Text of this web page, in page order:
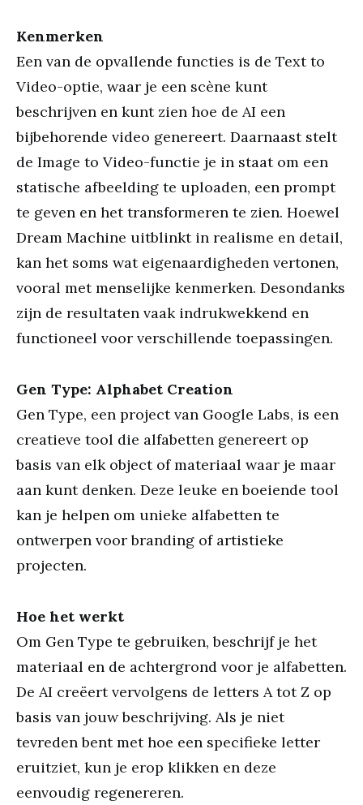
Kenmerken
Een van de opvallende functies is de Text to
Video-optie, waar je een scène kunt
beschrijven en kunt zien hoe de AI een
bijbehorende video genereert. Daarnaast stelt
de Image to Video-functie je in staat om een
statische afbeelding te uploaden, een prompt
te geven en het transformeren te zien. Hoewel
Dream Machine uitblinkt in realisme en detail,
kan het soms wat eigenaardigheden vertonen,
vooral met menselijke kenmerken. Desondanks
zijn de resultaten vaak indrukwekkend en
functioneel voor verschillende toepassingen.
Gen Type: Alphabet Creation
Gen Type, een project van Google Labs, is een
creatieve tool die alfabetten genereert op
basis van elk object of materiaal waar je maar
aan kunt denken. Deze leuke en boeiende tool
kan je helpen om unieke alfabetten te
ontwerpen voor branding of artistieke
projecten.
Hoe het werkt
Om Gen Type te gebruiken, beschrijf je het
materiaal en de achtergrond voor je alfabetten.
De AI creëert vervolgens de letters A tot Z op
basis van jouw beschrijving. Als je niet
tevreden bent met hoe een specifieke letter
eruitziet, kun je erop klikken en deze
eenvoudig regenereren.